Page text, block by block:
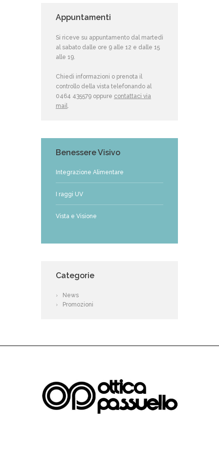
Appuntamenti
Si riceve su appuntamento dal martedì
al sabato dalle ore 9 alle 12 e dalle 15
alle 19.
Chiedi informazioni o prenota il
controllo della vista telefonando al
0464 435579 oppure contattaci via
mail.
Benessere Visivo
Integrazione Alimentare
I raggi UV
Vista e Visione
Categorie
News
Promozioni